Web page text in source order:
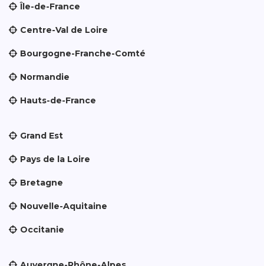
Île-de-France
Centre-Val de Loire
Bourgogne-Franche-Comté
Normandie
Hauts-de-France
Grand Est
Pays de la Loire
Bretagne
Nouvelle-Aquitaine
Occitanie